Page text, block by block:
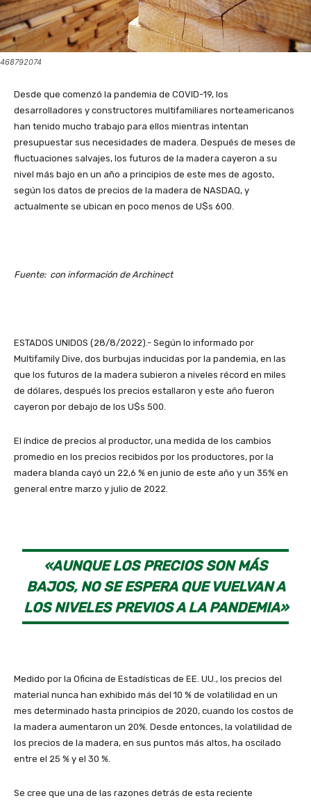
468792074
Desde que comenzó la pandemia de COVID-19, los
desarrolladores y constructores multifamiliares norteamericanos
han tenido mucho trabajo para ellos mientras intentan
presupuestar sus necesidades de madera. Después de meses de
fluctuaciones salvajes, los futuros de la madera cayeron a su
nivel más bajo en un año a principios de este mes de agosto,
según los datos de precios de la madera de NASDAQ, y
actualmente se ubican en poco menos de U$s 600.
Fuente: con información de Archinect
ESTADOS UNIDOS (28/8/2022).- Según lo informado por
Multifamily Dive, dos burbujas inducidas por la pandemia, en las
que los futuros de la madera subieron a niveles récord en miles
de dólares, después los precios estallaron y este año fueron
cayeron por debajo de los U$s 500.
El índice de precios al productor, una medida de los cambios
promedio en los precios recibidos por los productores, por la
madera blanda cayó un 22,6 % en junio de este año y un 35% en
general entre marzo y julio de 2022.
«AUNQUE LOS PRECIOS SON MÁS
BAJOS, NO SE ESPERA QUE VUELVAN A
LOS NIVELES PREVIOS A LA PANDEMIA»
Medido por la Oficina de Estadísticas de EE. UU., los precios del
material nunca han exhibido más del 10 % de volatilidad en un
mes determinado hasta principios de 2020, cuando los costos de
la madera aumentaron un 20%. Desde entonces, la volatilidad de
los precios de la madera, en sus puntos más altos, ha oscilado
entre el 25 % y el 30 %.
Se cree que una de las razones detrás de esta reciente